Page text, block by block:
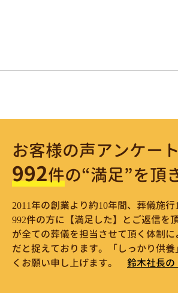
お客様の声アンケー
992件の“満足”を頂
2011年の創業より約10年間、葬儀施
992件の方に【満足した】とご返信を
が全ての葬儀を担当させて頂く体制
だと捉えております。「しっかり供
くお願い申し上げます。
鈴木社長の